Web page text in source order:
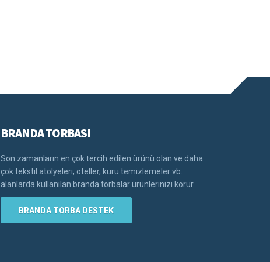
BRANDA TORBASI
Son zamanların en çok tercih edilen ürünü olan ve daha
çok tekstil atölyeleri, oteller, kuru temizlemeler vb.
alanlarda kullanılan branda torbalar ürünlerinizi korur.
BRANDA TORBA DESTEK